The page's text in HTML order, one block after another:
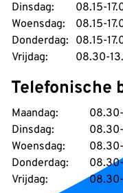
Dinsdag:
08.15-
Woensdag:
08.15-
Donderdag: 08.15-
Vrijdag:
08.30-
Telefonische
Maandag:
Dinsdag:
Woensdag:
Donderdag:
Vrijdag: